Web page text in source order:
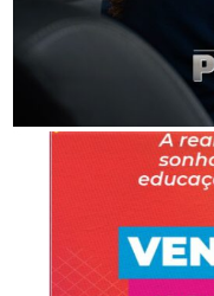
Homem é preso por
em Urussanga